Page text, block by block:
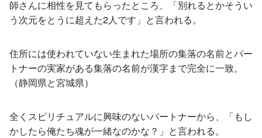
師さんに相性を見てもらったところ、「別れるとかそうい
う次元をとうに超えた2人です」と言われる。
住所には使われていない生まれた場所の集落の名前とパー
トナーの実家がある集落の名前が漢字まで完全に一致。
（静岡県と宮城県）
全くスピリチュアルに興味のないパートナーから、「もし
かしたら俺たち魂が一緒なのかな？」と言われる。